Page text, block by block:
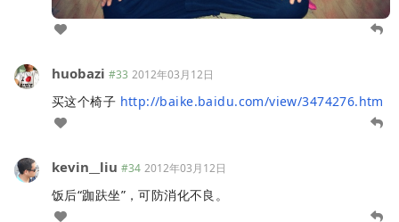
huobazi #33 2012年03月12日
买这个椅子 http://baike.baidu.com/view/3474276.htm
kevin__liu #34 2012年03月12日
饭后“跏趺坐”，可防消化不良。